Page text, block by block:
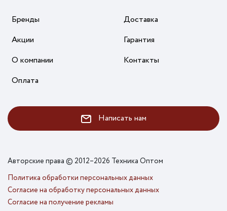
Бренды
Акции
О компании
Оплата
Доставка
Гарантия
Контакты
Написать нам
Авторские права © 2012–2026 Техника Оптом
Политика обработки персональных данных
Согласие на обработку персональных данных
Согласие на получение рекламы